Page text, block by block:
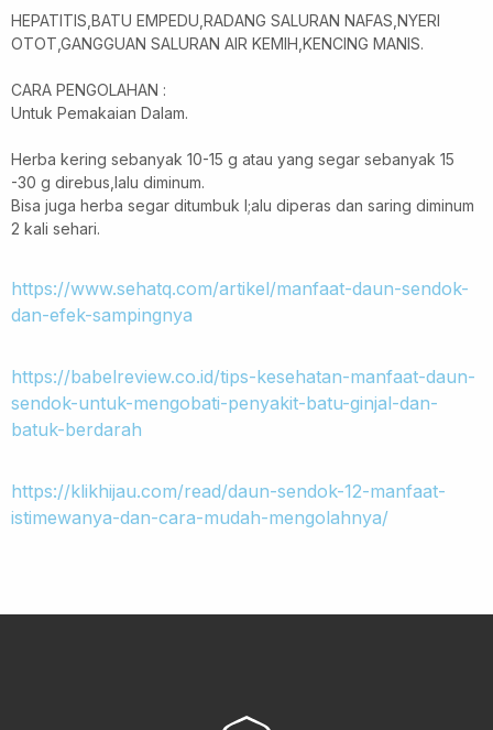
HEPATITIS,BATU EMPEDU,RADANG SALURAN NAFAS,NYERI
OTOT,GANGGUAN SALURAN AIR KEMIH,KENCING MANIS.
CARA PENGOLAHAN :
Untuk Pemakaian Dalam.
Herba kering sebanyak 10-15 g atau yang segar sebanyak 15
-30 g direbus,lalu diminum.
Bisa juga herba segar ditumbuk l;alu diperas dan saring diminum
2 kali sehari.
https://www.sehatq.com/artikel/manfaat-daun-sendok-
dan-efek-sampingnya
https://babelreview.co.id/tips-kesehatan-manfaat-daun-
sendok-untuk-mengobati-penyakit-batu-ginjal-dan-
batuk-berdarah
https://klikhijau.com/read/daun-sendok-12-manfaat-
istimewanya-dan-cara-mudah-mengolahnya/